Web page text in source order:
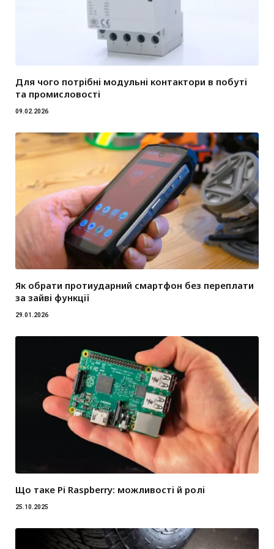
Для чого потрібні модульні контактори в побуті
та промисловості
09.02.2026
Як обрати протиударний смартфон без переплати
за зайві функції
29.01.2026
Що таке Pi Raspberry: можливості й ролі
25.10.2025